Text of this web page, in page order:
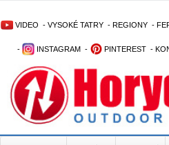
VIDEO - VYSOKÉ TATRY - REGIONY -
- INSTAGRAM - PINTEREST -